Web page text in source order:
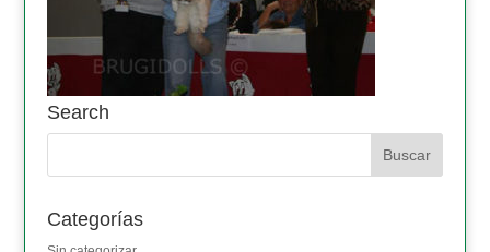
Search
Categorías